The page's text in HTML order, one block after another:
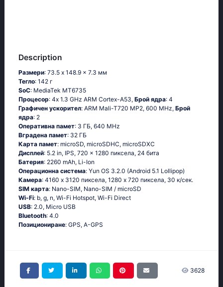
Description
Размери: 73.5 x 148.9 x 7.3 мм
Тегло: 142 г
SoC: MediaTek MT6735
Процесор: 4x 1.3 GHz ARM Cortex-A53, Брой ядра: 4
Графичен ускорител: ARM Mali-T720 MP2, 600 MHz, Брой
ядра: 2
Оперативна памет: 3 ГБ, 640 MHz
Вградена памет: 32 ГБ
Карта памет: microSD, microSDHC, microSDXC
Дисплей: 5.2 in, IPS, 720 x 1280 пиксела, 24 бита
Батерия: 2260 mAh, Li-Ion
Операционна система: Yun OS 3.2.0 (Android 5.1 Lollipop)
Камера: 4160 x 3120 пиксела, 1280 x 720 пиксела, 30 к/сек.
SIM карта: Nano-SIM, Nano-SIM / microSD
Wi-Fi: b, g, n, Wi-Fi Hotspot, Wi-Fi Direct
USB: 2.0, Micro USB
Bluetooth: 4.0
Позициониране: GPS, A-GPS
3628